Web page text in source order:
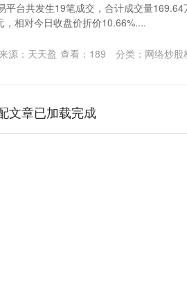
平台共发生19笔成交，合计成交量
相对今日收盘价折价10.66%....
源：天天盈 查看： 189 分类： 网络炒股
文章已加载完成